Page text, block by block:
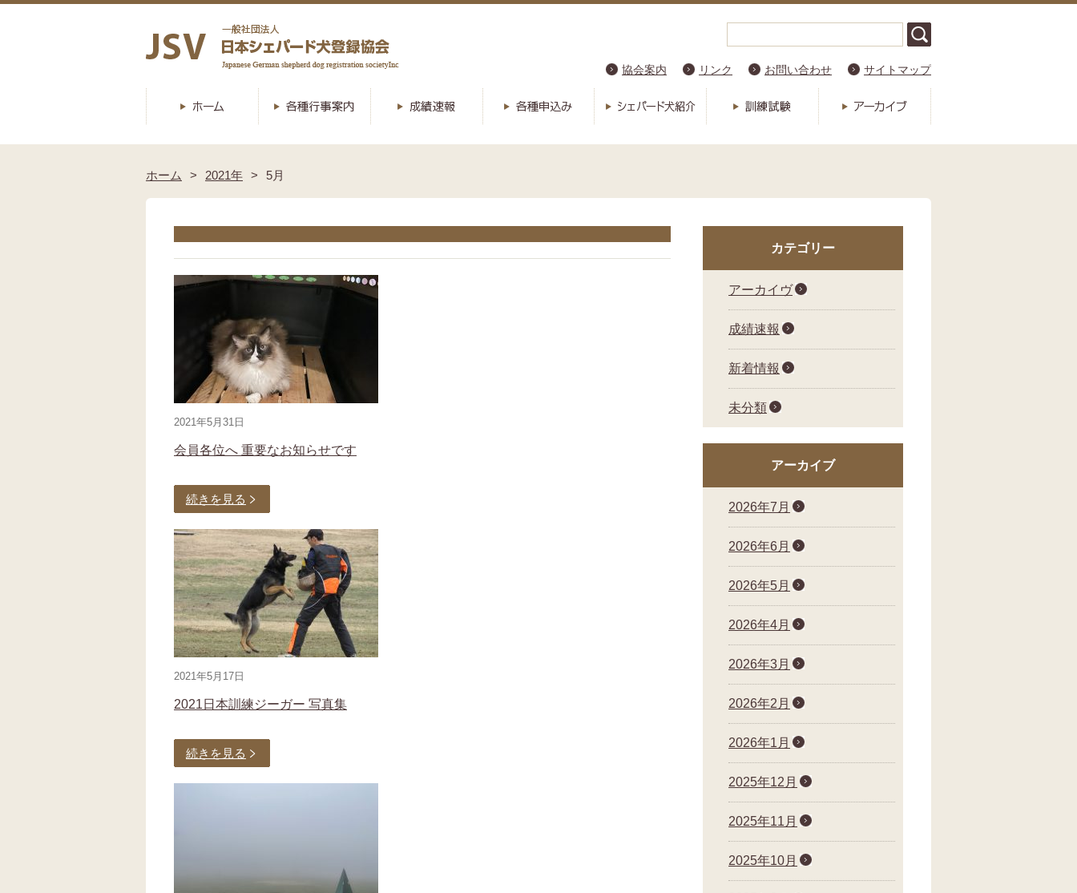
協会案内 リンク お問い合わせ サイトマップ
ホーム 2021年 5月
2021年5月31日
会員各位へ 重要なお知らせです
続きを見る
2021年5月17日
2021日本訓練ジーガー 写真集
続きを見る
カテゴリー
アーカイヴ
成績速報
新着情報
未分類
アーカイブ
2026年7月
2026年6月
2026年5月
2026年4月
2026年3月
2026年2月
2026年1月
2025年12月
2025年11月
2025年10月